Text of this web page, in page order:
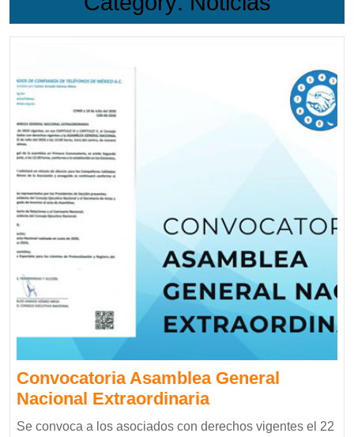
Convocatoria Asamblea General
Nacional Extraordinaria
Se convoca a los asociados con derechos vigentes el 22